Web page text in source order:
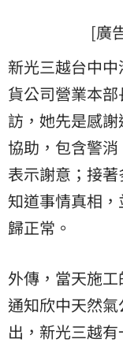
[廣
新光三越台中
貨公司營業本
訪，她先是感
協助，包含警
表示謝意；接
知道事情真相
歸正常。
外傳，當天施
通知欣中天然
出，新光三越